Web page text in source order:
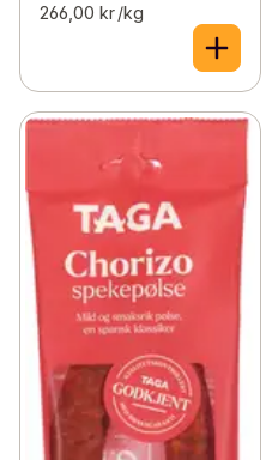
266,00 kr /kg